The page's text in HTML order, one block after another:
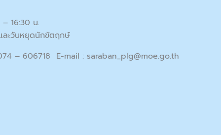
– 16:30 น.
ละวันหยุดนักขัตฤกษ์
– 606718 E-mail : saraban_plg@moe.go.th